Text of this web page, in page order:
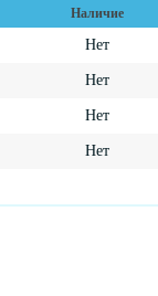
Наличие
Нет
Нет
Нет
Нет